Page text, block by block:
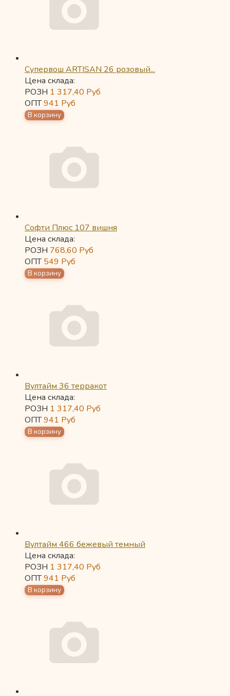
Супервош ARTISAN 26 розовый...
Цена склада:
РОЗН 1 317,40 Руб
ОПТ941 Руб
Софти Плюс 107 вишня
Цена склада:
РОЗН 768,60 Руб
ОПТ549 Руб
Вултайм 36 терракот
Цена склада:
РОЗН 1 317,40 Руб
ОПТ941 Руб
Вултайм 466 бежевый темный
Цена склада:
РОЗН 1 317,40 Руб
ОПТ941 Руб